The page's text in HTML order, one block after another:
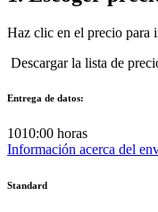
Haz clic en el precio para
Descargar la lista de
Entrega de datos:
1010:00 horas
Información acerca del
Standard